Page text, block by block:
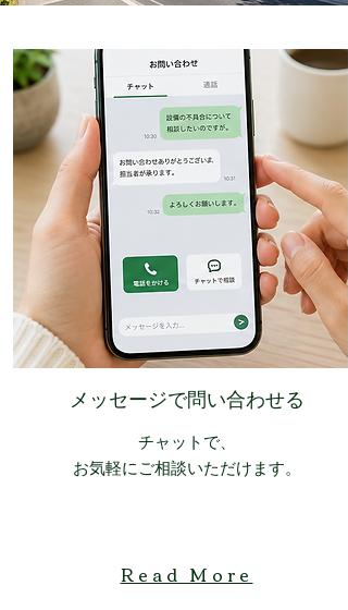
​メッセージで問い合わせる
チャットで、
お気軽にご相談いただけます。
Read More